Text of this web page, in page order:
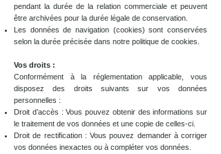
pendant la durée de la relation commerciale et peuvent
être archivées pour la durée légale de conservation.
Les données de navigation (cookies) sont conservées
selon la durée précisée dans notre politique de cookies.
Vos droits :
Conformément à la réglementation applicable, vous
disposez des droits suivants sur vos données
personnelles :
Droit d’accès : Vous pouvez obtenir des informations sur
le traitement de vos données et une copie de celles-ci.
Droit de rectification : Vous pouvez demander à corriger
vos données inexactes ou à compléter vos données.